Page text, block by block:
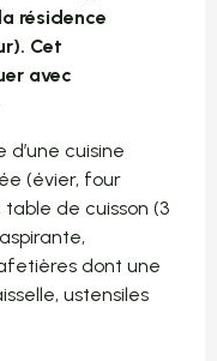
résidence
Cet
avec
cuisine
(évier, four
de cuisson (3
dont une
ustensiles